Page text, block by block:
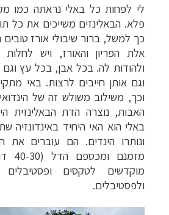
לי לפחות כל באלי נראתה כמו
פלא. הבאלינזים משייכים את כל
כך למשל, ברור שיבולי אורז
אלת הפריון והאורז, ויש
ולהודות לה. בכל אבן, בכל עץ וגם
וגם אותן חייבים לרצות. באי
וכך, משילוב משולש זה של
האבות, נוצרה הדת הבאלינזית
באלי הוא האי היחיד באינדונזיה
ונותרו הינדים. הם עוברים את
מוקדשים לטקסים ופסטיבלים
ולפסטיבלים.